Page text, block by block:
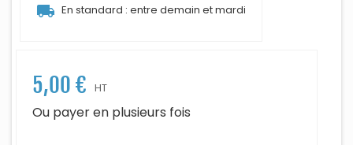
local_shipping En standard : entre demain et mardi
5,00 € HT
Ou payer en plusieurs fois